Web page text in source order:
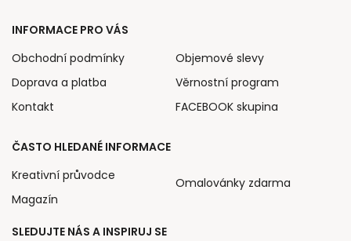
SLEDUJTE NÁS A INSPIRUJ SE
INFORMACE PRO VÁS
Obchodní podmínky
Doprava a platba
Kontakt
Objemové slevy
Věrnostní program
FACEBOOK skupina
ČASTO HLEDANÉ INFORMACE
Kreativní průvodce
Magazín
Omalovánky zdarma